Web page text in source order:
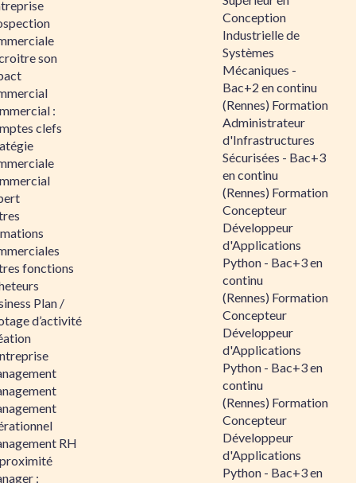
son
:
clefs
fonctions
Plan /
d’activité
RH
:
Conception
Industrielle de
Systèmes
Mécaniques -
Bac+2 en continu
(Rennes) Formation
Administrateur
d'Infrastructures
Sécurisées - Bac+3
en continu
(Rennes) Formation
Concepteur
Développeur
d'Applications
Python - Bac+3 en
continu
(Rennes) Formation
Concepteur
Développeur
d'Applications
Python - Bac+3 en
continu
(Rennes) Formation
Concepteur
Développeur
d'Applications
Python - Bac+3 en